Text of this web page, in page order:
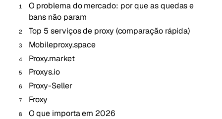
O problema do mercado: por que as quedas e
bans não param
Top 5 serviços de proxy (comparação rápida)
Mobileproxy.space
Proxy.market
Proxys.io
Proxy-Seller
Froxy
O que importa em 2026